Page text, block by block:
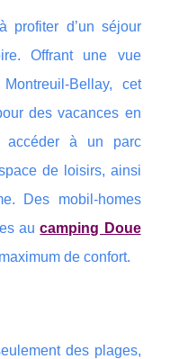
profiter d’un séjour
Offrant une vue
Bellay, cet
des vacances en
accéder à un parc
de loisirs, ainsi
Des mobil-homes
aucamping Doue
de confort.
des plages,